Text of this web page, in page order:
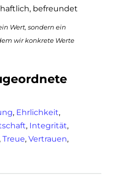
befreundet
Wert, sondern ein
wir konkrete Werte
, Ehrlichkeit,
, Integrität,
, Treue, Vertrauen,